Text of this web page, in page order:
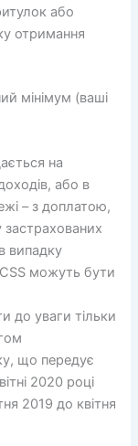
або
отримання
мінімум (ваші
на
або в
– з доплатою,
застрахованих
випадку
можуть бути
до уваги тільки
що передує
2020 році
2019 до квітня